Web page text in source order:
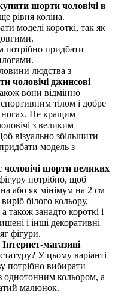
шорти чоловічі в
рівня коліна.
моделі короткі, так як
потрібно придбати
людства з
чоловічі джинсові
вони відмінно
тілом і добре
Не кращим
з великим
візуально збільшити
модель з
чоловічі шорти великих
потрібно, щоб
або як мінімум на 2 см
білого кольору,
занадто короткі і
і інші декоративні
фігури.
магазині
У цьому варіанті
потрібно вибирати
однотонним кольором, а
малюнок.